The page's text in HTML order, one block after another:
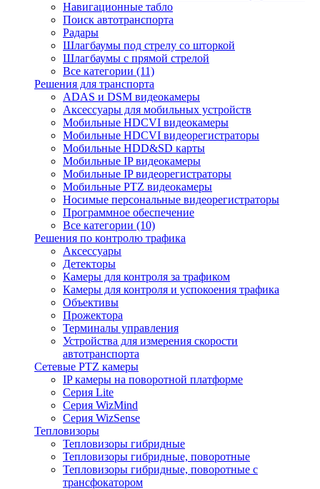
Навигационные табло
Поиск автотранспорта
Радары
Шлагбаумы под стрелу со шторкой
Шлагбаумы с прямой стрелой
Все категории (11)
Решения для транспорта
ADAS и DSM видеокамеры
Аксессуары для мобильных устройств
Мобильные HDCVI видеокамеры
Мобильные HDCVI видеорегистраторы
Мобильные HDD&SD карты
Мобильные IP видеокамеры
Мобильные IP видеорегистраторы
Мобильные PTZ видеокамеры
Носимые персональные видеорегистраторы
Программное обеспечение
Все категории (10)
Решения по контролю трафика
Аксессуары
Детекторы
Камеры для контроля за трафиком
Камеры для контроля и успокоения трафика
Объективы
Прожектора
Терминалы управления
Устройства для измерения скорости
автотранспорта
Сетевые PTZ камеры
IP камеры на поворотной платформе
Серия Lite
Серия WizMind
Серия WizSense
Тепловизоры
Тепловизоры гибридные
Тепловизоры гибридные, поворотные
Тепловизоры гибридные, поворотные с
трансфокатором